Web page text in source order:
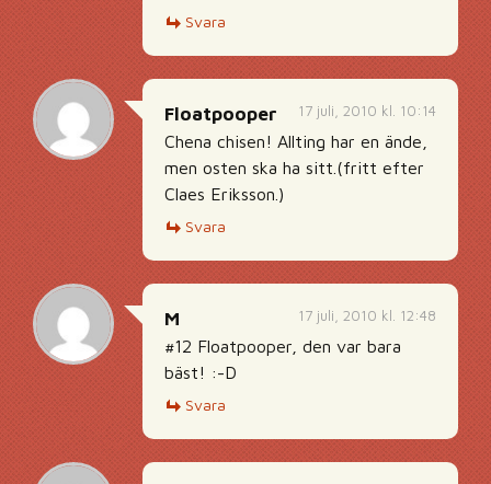
Svara
17 juli, 2010 kl. 10:14
Floatpooper
Chena chisen! Allting har en ände,
men osten ska ha sitt.(fritt efter
Claes Eriksson.)
Svara
17 juli, 2010 kl. 12:48
M
#12 Floatpooper, den var bara
bäst! :-D
Svara